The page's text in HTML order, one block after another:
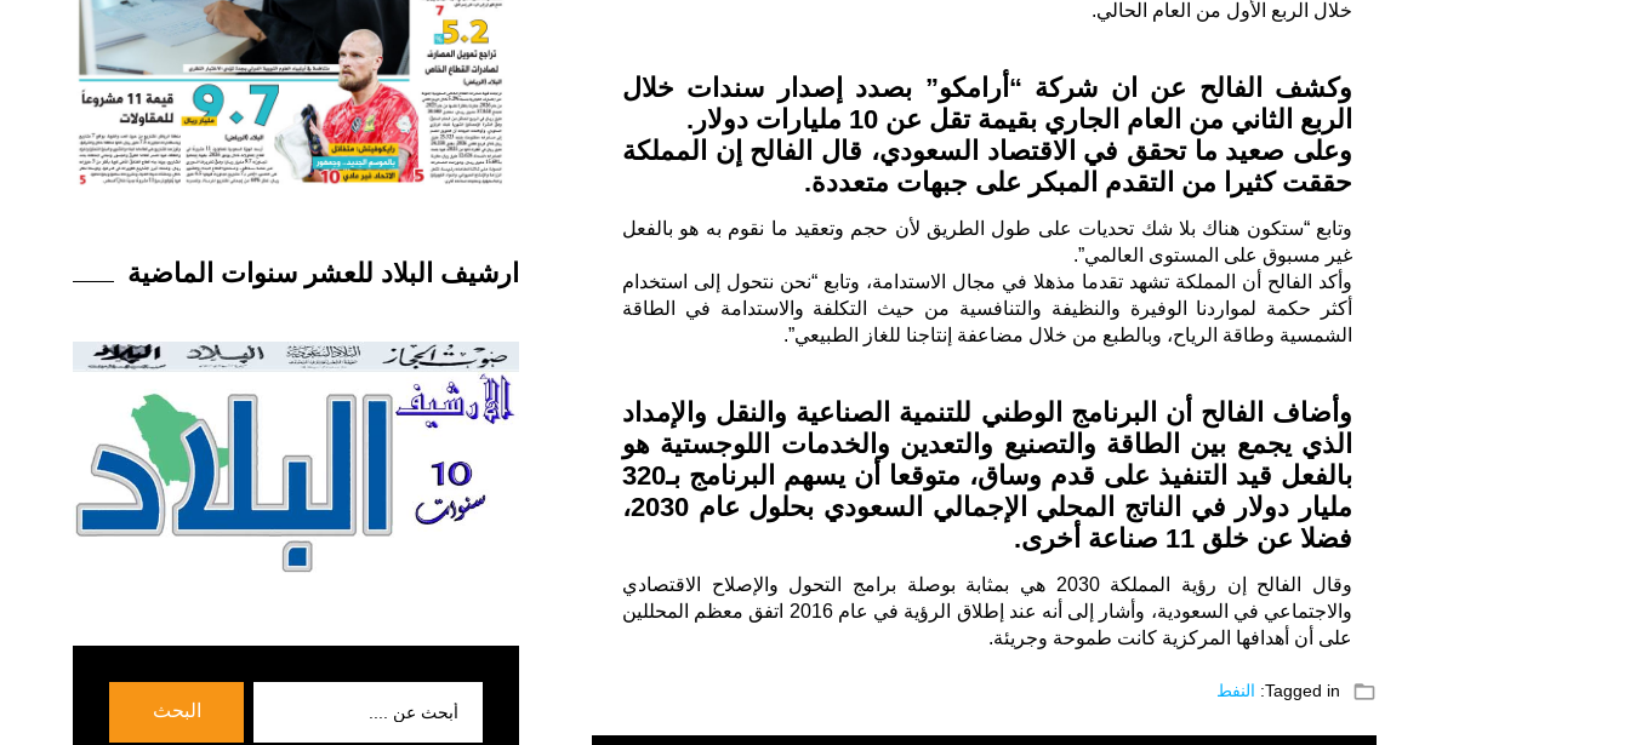
خلال الربع الأول من العام الحالي.
وكشف الفالح عن ان شركة “أرامكو” بصدد إصدار سندات خلال
الربع الثاني من العام الجاري بقيمة تقل عن 10 مليارات دولار.
وعلى صعيد ما تحقق في الاقتصاد السعودي، قال الفالح إن المملكة
حققت كثيرا من التقدم المبكر على جبهات متعددة.
وتابع “ستكون هناك بلا شك تحديات على طول الطريق لأن حجم وتعقيد ما نقوم به هو بالفعل
غير مسبوق على المستوى العالمي”.
وأكد الفالح أن المملكة تشهد تقدما مذهلا في مجال الاستدامة، وتابع “نحن نتحول إلى استخدام
أكثر حكمة لمواردنا الوفيرة والنظيفة والتنافسية من حيث التكلفة والاستدامة في الطاقة
الشمسية وطاقة الرياح، وبالطبع من خلال مضاعفة إنتاجنا للغاز الطبيعي”.
وأضاف الفالح أن البرنامج الوطني للتنمية الصناعية والنقل والإمداد
الذي يجمع بين الطاقة والتصنيع والتعدين والخدمات اللوجستية هو
بالفعل قيد التنفيذ على قدم وساق، متوقعا أن يسهم البرنامج بـ320
مليار دولار في الناتج المحلي الإجمالي السعودي بحلول عام 2030،
فضلا عن خلق 11 صناعة أخرى.
وقال الفالح إن رؤية المملكة 2030 هي بمثابة بوصلة برامج التحول والإصلاح الاقتصادي
والاجتماعي في السعودية، وأشار إلى أنه عند إطلاق الرؤية في عام 2016 اتفق معظم المحللين
على أن أهدافها المركزية كانت طموحة وجريئة.
folder_open
Tagged in: النفط
ارشيف البلاد للعشر سنوات الماضية
البحث